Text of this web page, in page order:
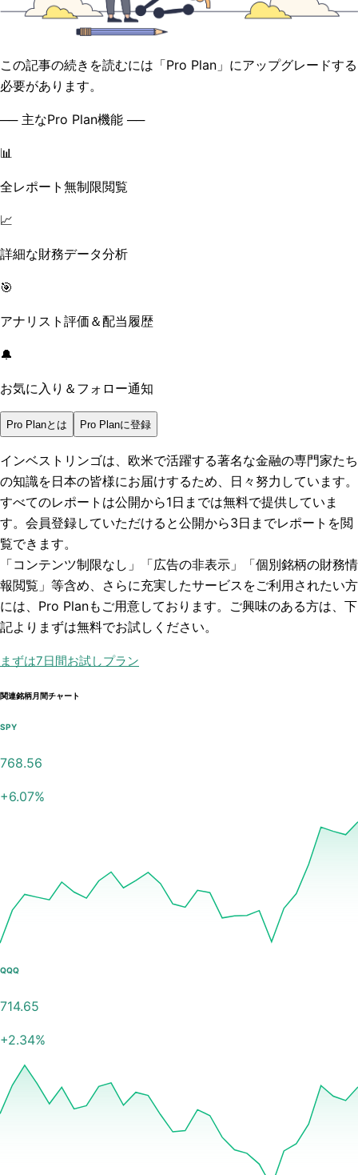
この記事の続きを読むには「Pro Plan」にアップグレードする
必要があります。
── 主なPro Plan機能 ──
📊
全レポート無制限閲覧
📈
詳細な財務データ分析
🎯
アナリスト評価＆配当履歴
🔔
お気に入り＆フォロー通知
Pro Planとは Pro Planに登録
インベストリンゴは、欧米で活躍する著名な金融の専門家たち
の知識を日本の皆様にお届けするため、日々努力しています。
すべてのレポートは公開から1日までは無料で提供していま
す。会員登録していただけると公開から3日までレポートを閲
覧できます。
「コンテンツ制限なし」「広告の非表示」「個別銘柄の財務情
報閲覧」 等含め、さらに充実したサービスをご利用されたい方
には、Pro Planもご用意しております。ご興味のある方は、下
記よりまずは無料でお試しください。
まずは7日間お試しプラン
関連銘柄月間チャート
SPY
768.56
+6.07%
QQQ
714.65
+2.34%